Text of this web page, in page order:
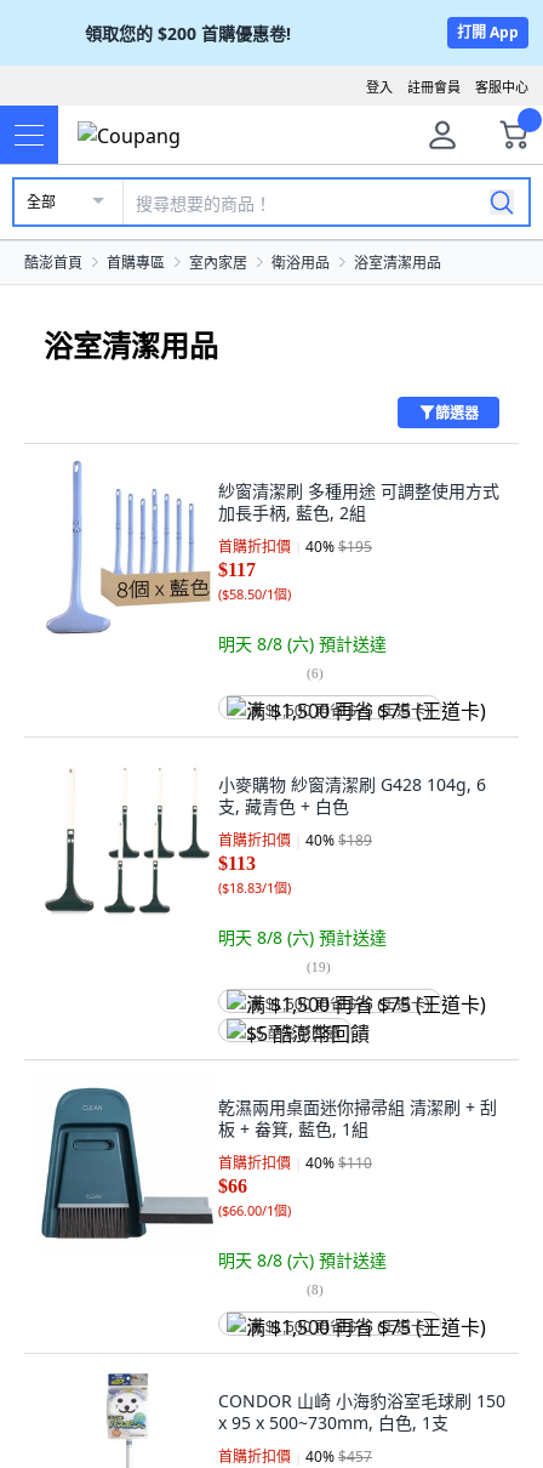
領取您的 $200 首購優惠卷! 打開 App
客服中心
註冊會員
登入
全部
酷澎首頁 首購專區 室內家居 衛浴用品 浴室清潔用品
浴室清潔用品
篩選器
紗窗清潔刷 多種用途 可調整使用方式
加長手柄, 藍色, 2組
首購折扣價 40%$195
$117
($58.50/1個)
明天 8/8 (六) 預計送達
(6)
满 $1,500 再省 $75 (王道卡)
小麥購物 紗窗清潔刷 G428 104g, 6
支, 藏青色 + 白色
首購折扣價 40%$189
$113
($18.83/1個)
明天 8/8 (六) 預計送達
(19)
满 $1,500 再省 $75 (王道卡)
$5 酷澎幣回饋
乾濕兩用桌面迷你掃帚組 清潔刷 + 刮
板 + 畚箕, 藍色, 1組
首購折扣價 40%$110
$66
($66.00/1個)
明天 8/8 (六) 預計送達
(8)
满 $1,500 再省 $75 (王道卡)
CONDOR 山崎 小海豹浴室毛球刷 150
x 95 x 500~730mm, 白色, 1支
首購折扣價 40%$457